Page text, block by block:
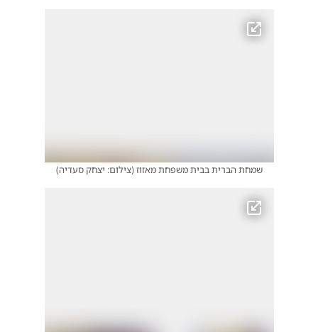
שמחת הברית בבית משפחת מאזוז(צילום: יצחק סעדיה)